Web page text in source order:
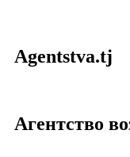
Agentstva.tj
Агентство